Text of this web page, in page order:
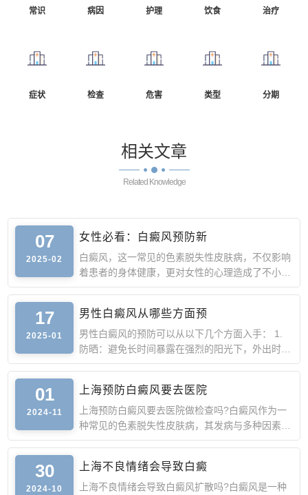
常识 病因 护理 饮食 治疗
症状 检查 危害 类型 分期
相关文章
Related Knowledge
07
2025-02
女性必看：白癜风预防新
白癜风，这一常见的色素脱失性皮肤病，不仅影响
着患者的身体健康，更对女性的心理造成了不小的
压力。作为女性
17
2025-01
男性白癜风从哪些方面预
男性白癜风的预防可以从以下几个方面入手： 1.
防晒：避免长时间暴露在强烈的阳光下，外出时涂
抹防晒霜，佩戴遮
01
2024-11
上海预防白癜风要去医院
上海预防白癜风要去医院做检查吗?白癜风作为一
种常见的色素脱失性皮肤病，其发病与多种因素有
关。对于白癜风的
30
2024-10
上海不良情绪会导致白癜
上海不良情绪会导致白癜风扩散吗?白癜风是一种